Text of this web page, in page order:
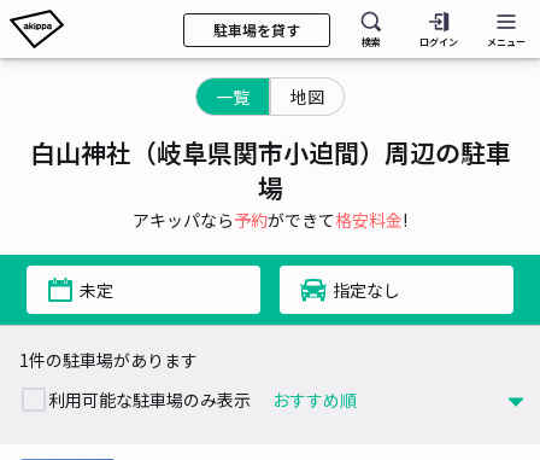
駐車場を貸す
検索 ログイン メニュー
一覧 地図
白山神社（岐阜県関市小迫間）周辺の駐車
場
アキッパなら予約ができて格安料金!
未定 指定なし
1件の駐車場があります
利用可能な駐車場のみ表示